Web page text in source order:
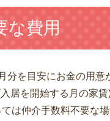
な費用
分を目安にお金の用
居を開始する月の家
は仲介手数料不要な